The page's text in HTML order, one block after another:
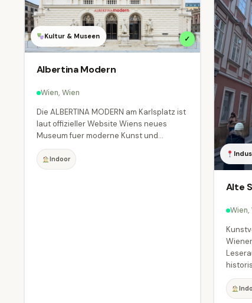
Kultur & Museen ✓
Albertina Modern
Wien, Wien
Die ALBERTINA MODERN am Karlsplatz ist
laut offizieller Website Wiens neues
Museum fuer moderne Kunst und...
Indoor
Alte
Wien,